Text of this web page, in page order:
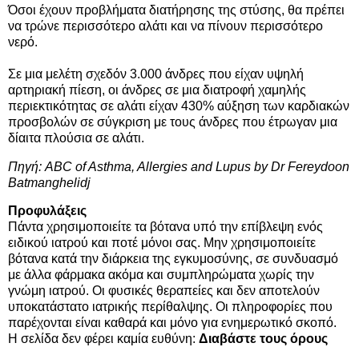
Όσοι έχουν προβλήματα διατήρησης της στύσης, θα πρέπει
να τρώνε περισσότερο αλάτι και να πίνουν περισσότερο
νερό.
Σε μια μελέτη σχεδόν 3.000 άνδρες που είχαν υψηλή
αρτηριακή πίεση, οι άνδρες σε μια διατροφή χαμηλής
περιεκτικότητας σε αλάτι είχαν 430% αύξηση των καρδιακών
προσβολών σε σύγκριση με τους άνδρες που έτρωγαν μια
δίαιτα πλούσια σε αλάτι.
Πηγή: ABC of Asthma, Allergies and Lupus by Dr Fereydoon
Batmanghelidj
Προφυλάξεις
Πάντα χρησιμοποιείτε τα βότανα υπό την επίβλεψη ενός
ειδικού ιατρού και ποτέ μόνοι σας. Μην χρησιμοποιείτε
βότανα κατά την διάρκεια της εγκυμοσύνης, σε συνδυασμό
με άλλα φάρμακα ακόμα και συμπληρώματα χωρίς την
γνώμη ιατρού. Οι φυσικές θεραπείες και δεν αποτελούν
υποκατάστατο ιατρικής περίθαλψης. Οι πληροφορίες που
παρέχονται είναι καθαρά και μόνο για ενημερωτικό σκοπό.
Η σελίδα δεν φέρει καμία ευθύνη: Διαβάστε τους όρους